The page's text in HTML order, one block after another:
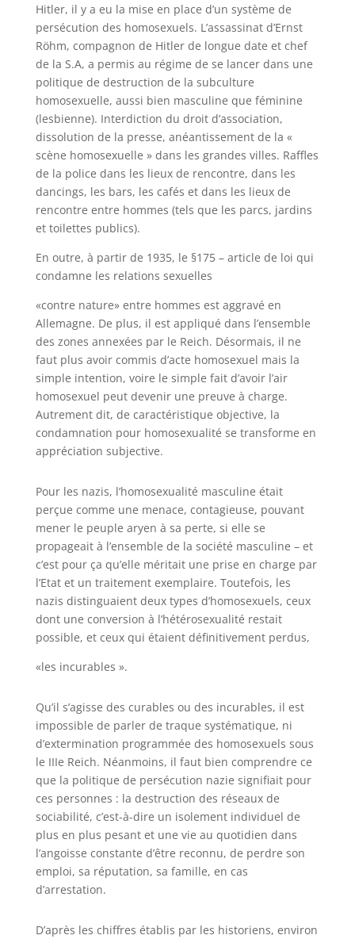
Hitler, il y a eu la mise en place d’un système de
persécution des homosexuels. L’assassinat d’Ernst
Röhm, compagnon de Hitler de longue date et chef
de la S.A, a permis au régime de se lancer dans une
politique de destruction de la subculture
homosexuelle, aussi bien masculine que féminine
(lesbienne). Interdiction du droit d’association,
dissolution de la presse, anéantissement de la «
scène homosexuelle » dans les grandes villes. Raffles
de la police dans les lieux de rencontre, dans les
dancings, les bars, les cafés et dans les lieux de
rencontre entre hommes (tels que les parcs, jardins
et toilettes publics).
En outre, à partir de 1935, le §175 – article de loi qui
condamne les relations sexuelles
«contre nature» entre hommes est aggravé en
Allemagne. De plus, il est appliqué dans l’ensemble
des zones annexées par le Reich. Désormais, il ne
faut plus avoir commis d’acte homosexuel mais la
simple intention, voire le simple fait d’avoir l’air
homosexuel peut devenir une preuve à charge.
Autrement dit, de caractéristique objective, la
condamnation pour homosexualité se transforme en
appréciation subjective.
Pour les nazis, l’homosexualité masculine était
perçue comme une menace, contagieuse, pouvant
mener le peuple aryen à sa perte, si elle se
propageait à l’ensemble de la société masculine – et
c’est pour ça qu’elle méritait une prise en charge par
l’Etat et un traitement exemplaire. Toutefois, les
nazis distinguaient deux types d’homosexuels, ceux
dont une conversion à l’hétérosexualité restait
possible, et ceux qui étaient définitivement perdus,
«les incurables ».
Qu’il s’agisse des curables ou des incurables, il est
impossible de parler de traque systématique, ni
d’extermination programmée des homosexuels sous
le IIIe Reich. Néanmoins, il faut bien comprendre ce
que la politique de persécution nazie signifiait pour
ces personnes : la destruction des réseaux de
sociabilité, c’est-à-dire un isolement individuel de
plus en plus pesant et une vie au quotidien dans
l’angoisse constante d’être reconnu, de perdre son
emploi, sa réputation, sa famille, en cas
d’arrestation.
D’après les chiffres établis par les historiens, environ